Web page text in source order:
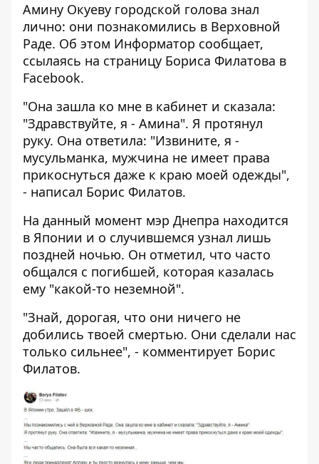
Амину Окуеву городской голова знал
лично: они познакомились в Верховной
Раде. Об этом Информатор сообщает,
ссылаясь на страницу Бориса Филатова в
Facebook.
"Она зашла ко мне в кабинет и сказала:
"Здравствуйте, я - Амина". Я протянул
руку. Она ответила: "Извините, я -
мусульманка, мужчина не имеет права
прикоснуться даже к краю моей одежды",
- написал Борис Филатов.
На данный момент мэр Днепра находится
в Японии и о случившемся узнал лишь
поздней ночью. Он отметил, что часто
общался с погибшей, которая казалась
ему "какой-то неземной".
"Знай, дорогая, что они ничего не
добились твоей смертью. Они сделали нас
только сильнее", - комментирует Борис
Филатов.